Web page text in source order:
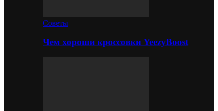
Советы
Чем хороши кроссовки YeezyBoost